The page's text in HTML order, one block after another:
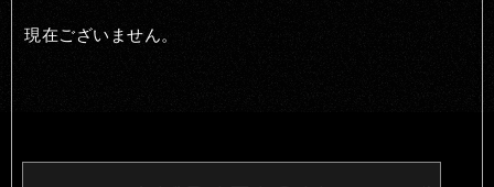
現在ございません。